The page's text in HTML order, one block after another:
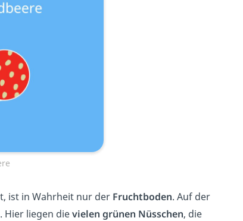
ist in Wahrheit nur der Fruchtboden. Auf der
Hier liegen dievielen grünen Nüsschen, die